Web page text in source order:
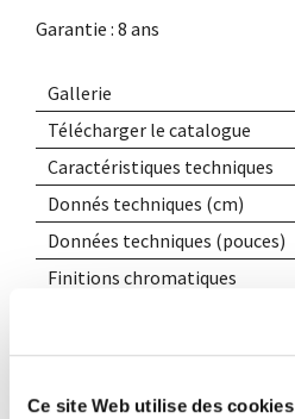
Ce site Web utilise des cookies
Garantie : 8 ans
Gallerie
Télécharger le catalogue
Caractéristiques techniques
Donnés techniques (cm)
Données techniques (pouces)
Finitions chromatiques
Ajoute a liste des preferes